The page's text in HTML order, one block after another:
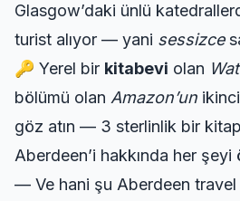
Glasgow’daki ünlü
turist alıyor — yani sessizce
🔑 Yerel bir kitabevi olan
bölümü olan Amazon’un
göz atın — 3 sterlinlik bir
Aberdeen’i hakkında her
— Ve hani şu Aberdeen